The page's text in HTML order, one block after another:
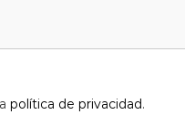
b
g
política de privacidad.